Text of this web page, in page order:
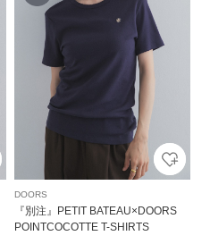
DOORS
『別注』PETIT BATEAU×DOORS
POINTCOCOTTE T-SHIRTS